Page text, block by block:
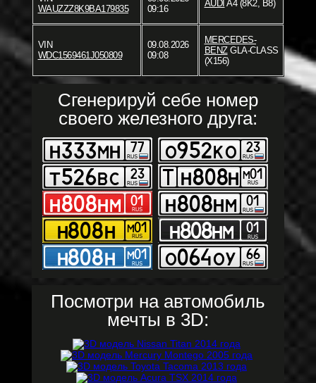
WAUZZZ8K9BA179835
09:16
AUDI A4 (8K2, B8)
VIN
WDC1569461J050809
09.08.2026
09:08
MERCEDES-
BENZGLA-CLASS
(X156)
Сгенерируй себе номер
своего железного друга:
Посмотри на автомобиль
мечты в 3D: